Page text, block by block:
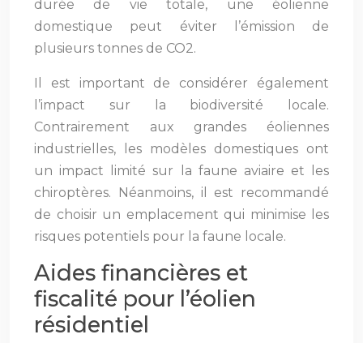
durée de vie totale, une éolienne
domestique peut éviter l’émission de
plusieurs tonnes de CO2.
Il est important de considérer également
l’impact sur la biodiversité locale.
Contrairement aux grandes éoliennes
industrielles, les modèles domestiques ont
un impact limité sur la faune aviaire et les
chiroptères. Néanmoins, il est recommandé
de choisir un emplacement qui minimise les
risques potentiels pour la faune locale.
Aides financières et
fiscalité pour l’éolien
résidentiel